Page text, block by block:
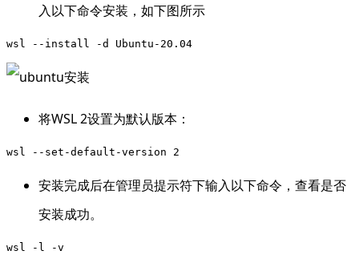
入以下命令安装，如下图所示
wsl --install -d Ubuntu-20.04
将WSL 2设置为默认版本：
wsl --set-default-version 2
安装完成后在管理员提示符下输入以下命令，查看是否
安装成功。
wsl -l -v